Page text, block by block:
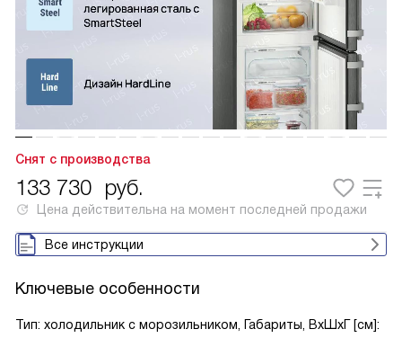
Снят с производства
133 730 руб.
Цена действительна на момент последней продажи
Все инструкции
Ключевые особенности
Тип: холодильник с морозильником, Габариты, ВxШxГ [см]: